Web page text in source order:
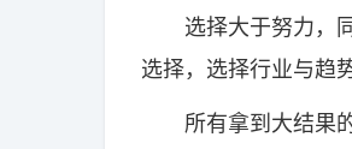
选择大于努力，同
选择，选择行业与趋
所有拿到大结果的